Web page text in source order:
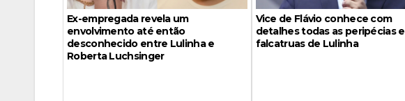
Ex-empregada revela um
envolvimento até então
desconhecido entre Lulinha e
Roberta Luchsinger
Vice de Flávio conhece com
detalhes todas as peripécias e
falcatruas de Lulinha